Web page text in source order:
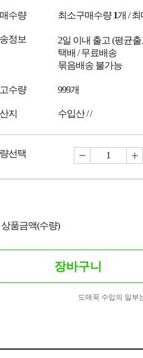
수량 최소구매수량1개 /
정보 2일 이내 출고 (평균출
택배 / 무료배송
묶음배송 불가능
수량 999개
지 수입산 / /
선택
상품금액(수량)
장바구니
도매꾹 수입의 일부